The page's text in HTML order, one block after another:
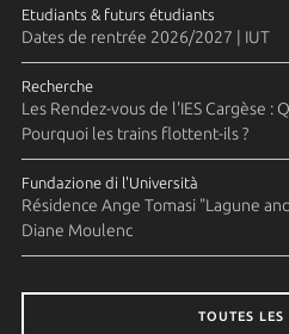
Etudiants & futurs étudiants
Dates de rentrée 2026/2027 | IUT
Recherche
Les Rendez-vous de l'IES Cargèse :
Pourquoi les trains flottent-ils ?
Fundazione di l'Università
Résidence Ange Tomasi "Lagune
Diane Moulenc
TOUTES LES